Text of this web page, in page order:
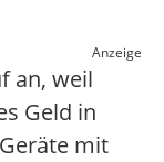
Anzeige
an, weil
Geld in
mit